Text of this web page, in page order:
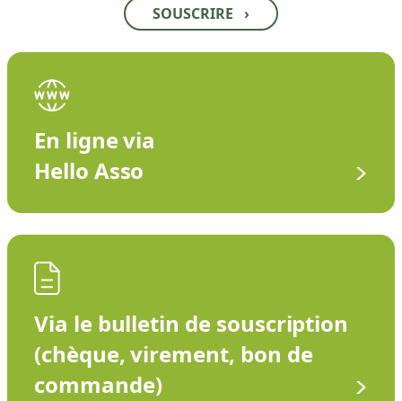
SOUSCRIRE ›
En ligne via
Hello Asso
Via le bulletin de souscription
(chèque, virement, bon de
commande)